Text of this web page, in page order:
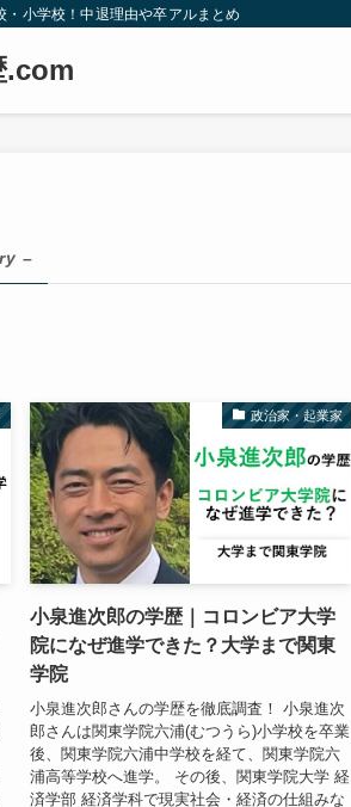
小学校！中退理由や卒アルまとめ
.com
–
政治家・起業家
小泉進次郎の学歴｜コロンビア大学
院になぜ進学できた？大学まで関東
学院
小泉進次郎さんの学歴を徹底調査！ 小泉進次
郎さんは関東学院六浦(むつうら)小学校を卒業
後、関東学院六浦中学校を経て、関東学院六
浦高等学校へ進学。 その後、関東学院大学 経
済学部 経済学科で現実社会・経済の仕組みな